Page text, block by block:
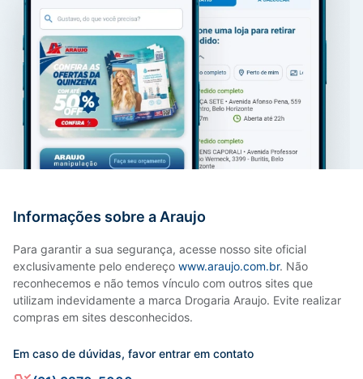
Informações sobre a Araujo
Para garantir a sua segurança, acesse nosso site oficial
exclusivamente pelo endereço www.araujo.com.br. Não
reconhecemos e não temos vínculo com outros sites que
utilizam indevidamente a marca Drogaria Araujo. Evite realizar
compras em sites desconhecidos.
Em caso de dúvidas, favor entrar em contato